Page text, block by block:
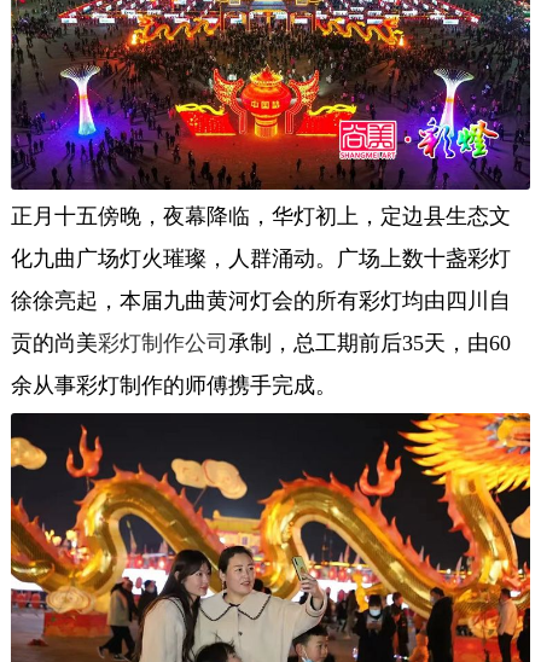
正月十五傍晚，夜幕降临，华灯初上，定边县生态文
化九曲广场灯火璀璨，人群涌动。广场上数十盏彩灯
徐徐亮起，本届九曲黄河灯会的所有彩灯均由四川自
贡的尚美彩灯制作公司 承制，总工期前后35天，由60
余从事彩灯制作的师傅携手完成。